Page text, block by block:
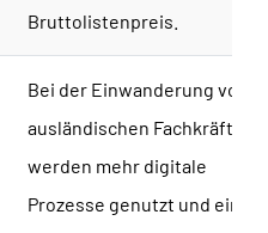
Bruttolistenpreis.
Bei der Einwanderung von
ausländischen Fachkräften
werden mehr digitale
Prozesse genutzt und eine